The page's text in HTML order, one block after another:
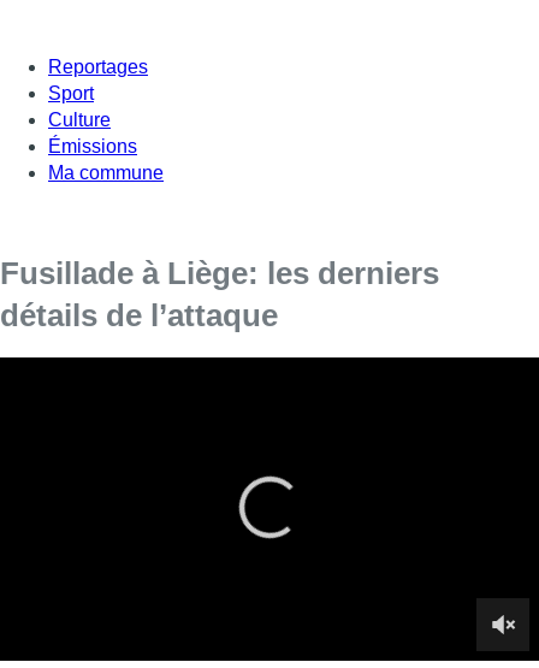
Reportages
Sport
Culture
Émissions
Ma commune
Fusillade à Liège: les derniers
détails de l’attaque
mardi soir, à l’issue d’une réunion du Conseil National de
, qui ne figurait par ailleurs pas dans la